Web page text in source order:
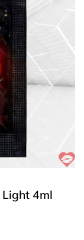
Light 4ml